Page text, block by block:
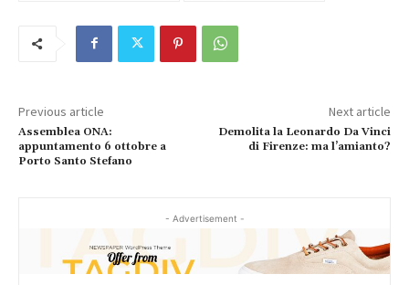
Previous article
Assemblea ONA:
appuntamento 6 ottobre a
Porto Santo Stefano
Next article
Demolita la Leonardo Da Vinci
di Firenze: ma l’amianto?
- Advertisement -